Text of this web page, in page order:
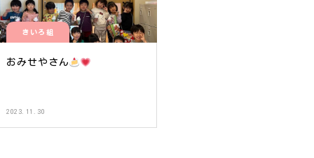
きいろ組
おみせやさん
2023.11.30